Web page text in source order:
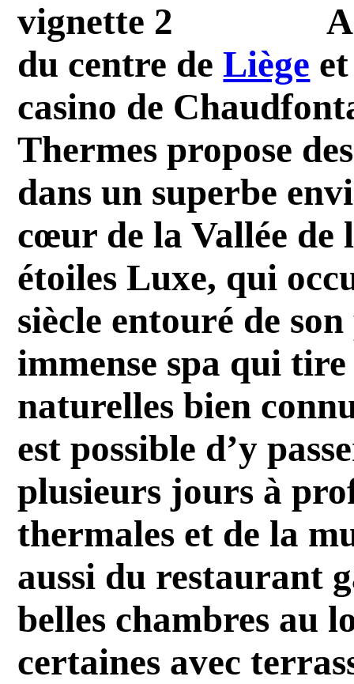
du centre deLiège
casino de
Thermes propose
dans un superbe
cœur de la Vallée de
étoiles Luxe, qui
siècle entouré de
immense spa qui
naturelles bien
est possible d’y
plusieurs jours à
thermales et de la
aussi du restaurant
belles chambres au
certaines avec